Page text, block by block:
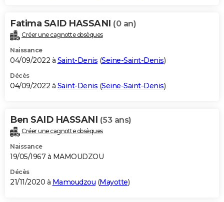
Carte de Noël
Carte Bonne année
Carte Saint-Valentin
Carte Pâques
Carte d'anniversaire
DICTIONNAIRE
Dictionnaire
Biographies
Citations
Expressions
Proverbes
PROGRAMME TV
S'inscrire
Se connecter
Lycées
Collèges
Primaires
Universités
Entreprises
Service militaire
Avis de recherche
AVIS DE DÉCÈS
Bricolage
Lifestyle
Culture
Sport
Auto
Television
Voyage
Cinema
Fatima SAID HASSANI (0 an)
Créer une cagnotte obsèques
Naissance
04/09/2022 à Saint-Denis (Seine-Saint-Denis)
Décès
04/09/2022 à Saint-Denis (Seine-Saint-Denis)
Ben SAID HASSANI (53 ans)
Créer une cagnotte obsèques
Naissance
19/05/1967 à MAMOUDZOU
Décès
21/11/2020 à Mamoudzou (Mayotte)